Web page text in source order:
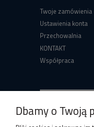
Twoje zamówienia
Ustawienia konta
Przechowalnia
KONTAKT
Współpraca
Dbamy o Twoją